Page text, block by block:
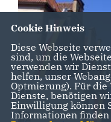
Cookie Hinweis
Diese Webseite
sind, um die
verwenden wir
helfen, unser
Optmierung). Für
Dienste, benötigen
Einwilligung können
Informationen finden